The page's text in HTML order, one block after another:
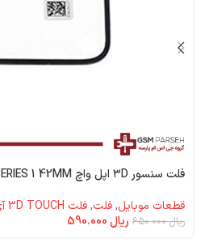
فلت سنسور ۳D اپل واچ APPLE WATCH SERIES 1 42MM
قطعات موبایل,فلت,فلت 3D TOUCH آی واچ
ریال650.000 ریال